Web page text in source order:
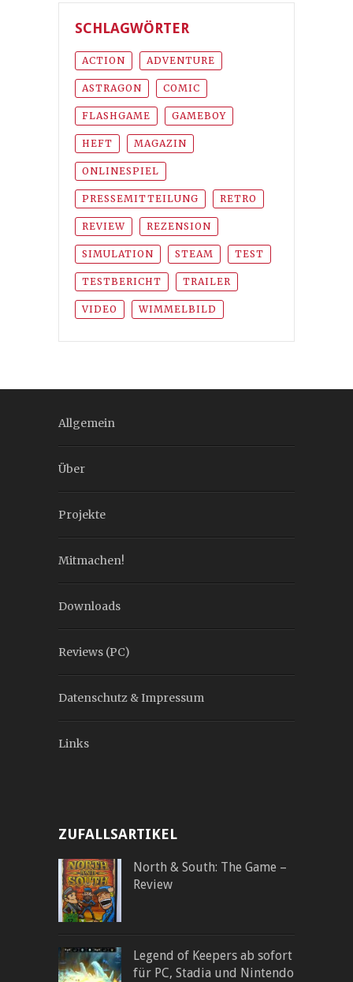
SCHLAGWÖRTER
ACTION ADVENTURE
ASTRAGON COMIC
FLASHGAME GAMEBOY
HEFT MAGAZIN
ONLINESPIEL
PRESSEMITTEILUNG RETRO
REVIEW REZENSION
SIMULATION STEAM TEST
TESTBERICHT TRAILER
VIDEO WIMMELBILD
Allgemein
Über
Projekte
Mitmachen!
Downloads
Reviews (PC)
Datenschutz & Impressum
Links
ZUFALLSARTIKEL
North & South: The Game –
Review
Legend of Keepers ab sofort
für PC, Stadia und Nintendo